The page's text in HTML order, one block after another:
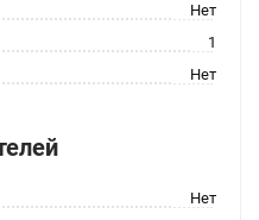
Нет
1
Нет
Нет